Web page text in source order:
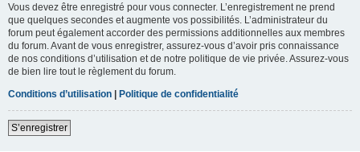
Vous devez être enregistré pour vous connecter. L’enregistrement ne prend
que quelques secondes et augmente vos possibilités. L’administrateur du
forum peut également accorder des permissions additionnelles aux membres
du forum. Avant de vous enregistrer, assurez-vous d’avoir pris connaissance
de nos conditions d’utilisation et de notre politique de vie privée. Assurez-vous
de bien lire tout le règlement du forum.
Conditions d’utilisation | Politique de confidentialité
S’enregistrer